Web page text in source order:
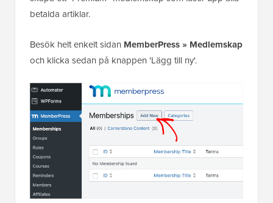
betalda artiklar.
Besök helt enkelt sidan MemberPress » Medlemskap
och klicka sedan på knappen 'Lägg till ny'.